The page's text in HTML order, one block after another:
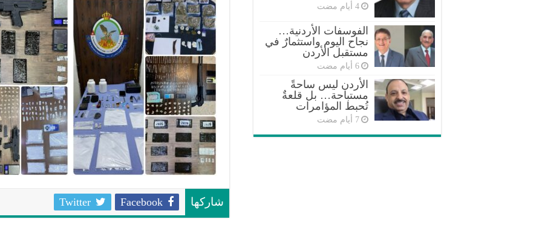
شاركها Facebook
Twitter
الفوسفات الأردنية…
نجاح اليوم واستثمارٌ في
مستقبل الأردن
الأردن ليس ساحةً
مستباحة… بل قلعةٌ
تُحبط المؤامرات